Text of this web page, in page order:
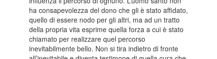
ha consapevolezza del dono che gli è stato affidato,
quello di essere nodo per gli altri, ma ad un tratto
della propria vita esprime quella forza a cui è stato
chiamato per realizzare quel percorso
inevitabilmente bello. Non si tira indietro di fronte